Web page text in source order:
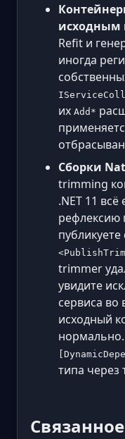
исходным
Refit и
иногда
их Add*
Сборки
trimming
.NET 11
рефлексию
публикуете
trimmer
увидите
сервиса во
исходный
типа через
Связанное